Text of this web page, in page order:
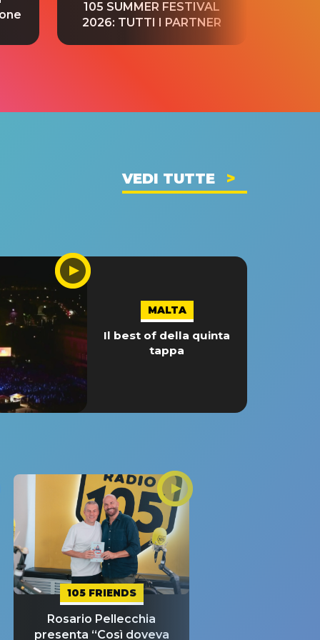
105 SUMMER FESTIVAL
2026: TUTTI I PARTNER
VEDI TUTTE
MALTA
Il best of della quinta
tappa
105 FRIENDS
Rosario Pellecchia
presenta “Così doveva